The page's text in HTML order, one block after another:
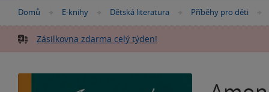
Nacházíte
zde:
Domů »
E-knihy »
Dětská literatura »Příběhy pro děti
Zásilkovna zdarma celý týden!